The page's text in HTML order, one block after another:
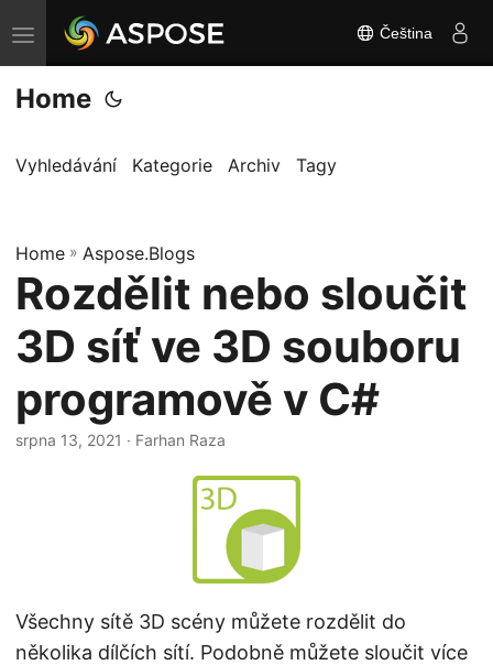
P
ř
e
n
t
n
a
v
g
a
Čeština
Home
Vyhledávání Kategorie Archiv Tagy
Home » Aspose.Blogs
Rozdělit nebo sloučit
3D síť ve 3D souboru
programově v C#
srpna 13, 2021 · Farhan Raza
Všechny sítě 3D scény můžete rozdělit do
několika dílčích sítí. Podobně můžete sloučit více